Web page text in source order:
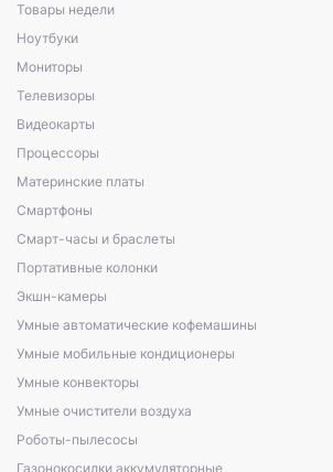
Товары недели
Ноутбуки
Мониторы
Телевизоры
Видеокарты
Процессоры
Материнские платы
Смартфоны
Смарт-часы и браслеты
Портативные колонки
Экшн-камеры
Умные автоматические кофемашины
Умные мобильные кондиционеры
Умные конвекторы
Умные очистители воздуха
Роботы-пылесосы
Газонокосилки аккумуляторные